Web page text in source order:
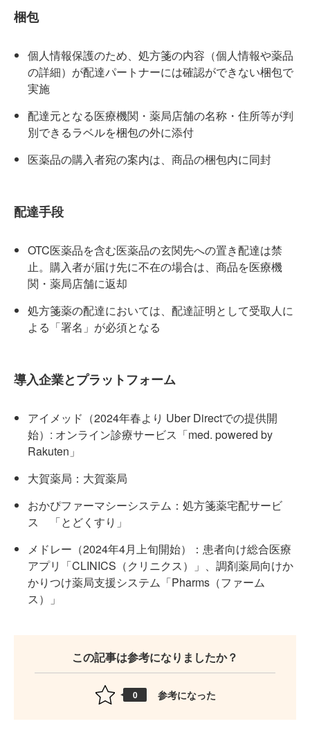
梱包
個人情報保護のため、処方箋の内容（個人情報や薬品
の詳細）が配達パートナーには確認ができない梱包で
実施
配達元となる医療機関・薬局店舗の名称・住所等が判
別できるラベルを梱包の外に添付
医薬品の購入者宛の案内は、商品の梱包内に同封
配達手段
OTC医薬品を含む医薬品の玄関先への置き配達は禁
止。購入者が届け先に不在の場合は、商品を医療機
関・薬局店舗に返却
処方箋薬の配達においては、配達証明として受取人に
よる「署名」が必須となる
導入企業とプラットフォーム
アイメッド（2024年春より Uber Directでの提供開
始）: オンライン診療サービス「med. powered by
Rakuten」
大賀薬局：大賀薬局
おかぴファーマシーシステム：処方箋薬宅配サービ
ス 「とどくすり」
メドレー（2024年4月上旬開始）：患者向け総合医療
アプリ「CLINICS（クリニクス）」、調剤薬局向けか
かりつけ薬局支援システム「Pharms（ファーム
ス）」
この記事は参考になりましたか？
0 参考になった